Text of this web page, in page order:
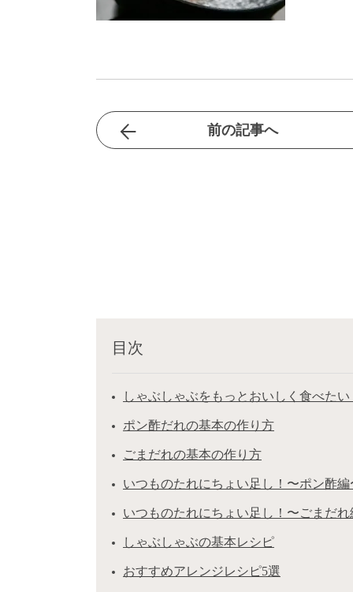
前の記事へ
目次
しゃぶしゃぶをもっとおいしく食べたい
ポン酢だれの基本の作り方
ごまだれの基本の作り方
いつものたれにちょい足し！〜ポン酢編
いつものたれにちょい足し！〜ごまだれ
しゃぶしゃぶの基本レシピ
おすすめアレンジレシピ5選